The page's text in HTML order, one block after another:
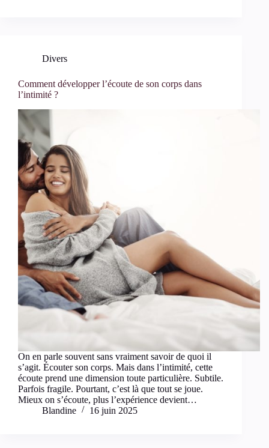
Divers
Comment développer l’écoute de son corps dans
l’intimité ?
On en parle souvent sans vraiment savoir de quoi il
s’agit. Écouter son corps. Mais dans l’intimité, cette
écoute prend une dimension toute particulière. Subtile.
Parfois fragile. Pourtant, c’est là que tout se joue.
Mieux on s’écoute, plus l’expérience devient…
Blandine
16 juin 2025